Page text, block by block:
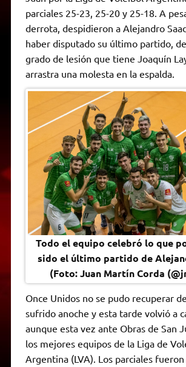
p
p
r
a
m
e
r
o
o
k
n
g
e
i
n
k
F
r
i
e
n
d
l
y
parciales 25-23, 25-20 y 25-18. A
derrota, despidieron a Alejandro
haber disputado su último partido,
grado de lesión que tiene Joaquín
arrastra una molesta en la espalda.
Todo el equipo celebró lo que
sido el último partido de
(Foto: Juan Martín Corda
Once Unidos no se pudo recuperar
sufrido anoche y esta tarde volvió a
aunque esta vez ante Obras de San
los mejores equipos de la Liga de
Argentina (LVA). Los parciales